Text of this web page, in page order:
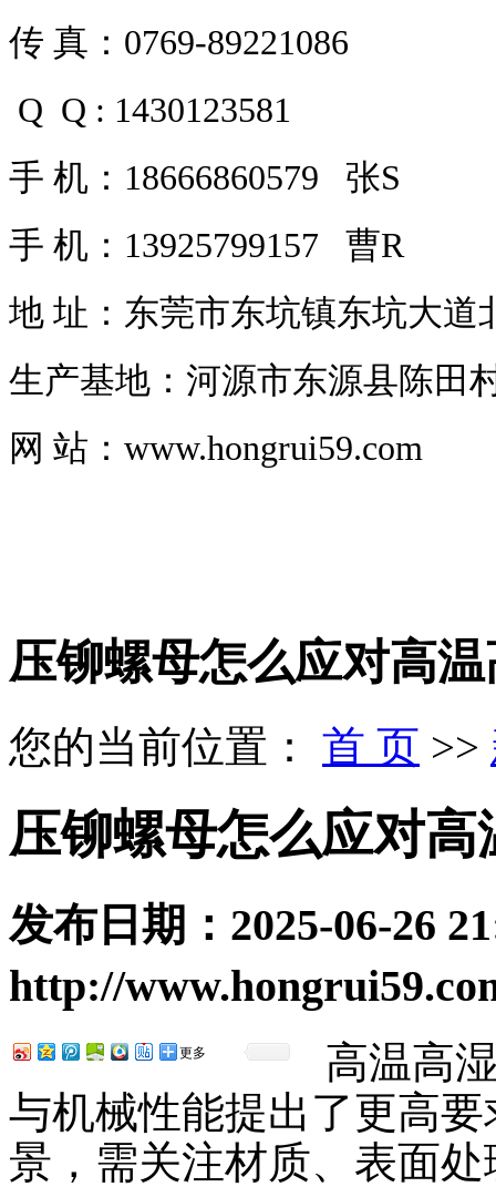
传 真：0769-89221086
Q Q : 1430123581
手 机：18666860579 张S
手 机：13925799157 曹R
地 址：东莞市东坑镇东坑大道
生产基地：河源市东源县陈田
网 站：www.hongrui59.com
压铆螺母怎么应对高
您的当前位置： 首 页 >>
压铆螺母怎么应对
发布日期： 2025-06-26
http://
更多
高温高
与机械性能提出了更高要
景，需关注材质、表面